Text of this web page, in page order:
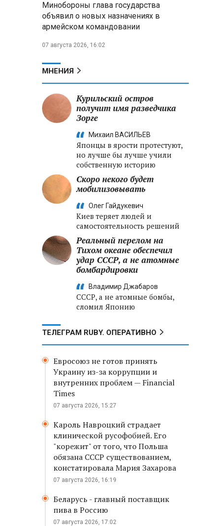
Минобороны глава государства
объявил о новых назначениях в
армейском командовании
07 августа 2026, 16:02
МНЕНИЯ
Курильский остров
получит имя разведчика
Зорге
Михаил ВАСИЛЬЕВ
Японцы в ярости протестуют,
но лучше бы лучше учили
собственную историю
Скоро некого будет
мобилизовывать
Олег Гайдукевич
Киев теряет людей и
самостоятельность решений
Реальный перелом на
Тихом океане обеспечил
удар СССР, а не атомные
бомбардировки
Владимир Джабаров
СССР, а не атомные бомбы,
сломил Японию
ТЕЛЕГРАМ RUBY. ОПЕРАТИВНО
Евросоюз не готов принять
Украину из-за коррупции и
внутренних проблем — Financial
Times
07 августа 2026, 15:27
Кароль Навроцкий страдает
клинической русофобией. Его
"корежит" от того, что Польша
обязана СССР существованием,
констатировала Мария Захарова
07 августа 2026, 16:19
Беларусь - главный поставщик
пива в Россию
07 августа 2026, 17:02